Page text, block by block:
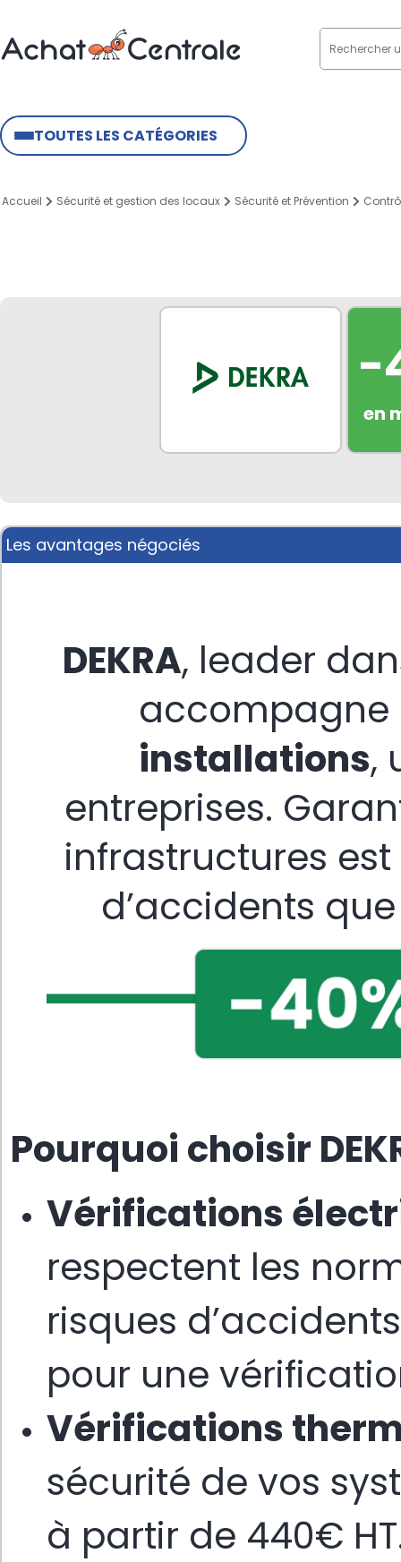
TOUTES LES CATÉGORIES
Accueil Sécurité et gestion des locaux Sécurité et Prévention
-
en
Les avantages négociés
DEKRA, leader
installations,
entreprises.
infrastructures
d’accidents
Pourquoi choisir
Vérifications
respectent les
risques
pour une
Vérifications
sécurité de vos
à partir de 440€